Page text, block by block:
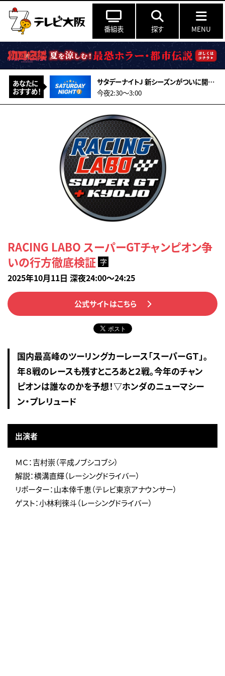
番組表 探す MENU
あなたに
おすすめ！
サタデーナイトJ 新シーズンがついに開幕！FC東京vsFC町田ゼルビアをマッチオブザJ
今夜2:30〜3:00
RACING LABO スーパーGTチャンピオン争
いの行方徹底検証 字
2025年10月11日 深夜24:00～24:25
公式サイトはこちら
国内最高峰のツーリングカーレース「スーパーＧＴ」。
年８戦のレースも残すところあと２戦。今年のチャン
ピオンは誰なのかを予想！▽ホンダのニューマシー
ン・プレリュード
出演者
ＭＣ：吉村崇（平成ノブシコブシ）
解説：横溝直輝（レーシングドライバー）
リポーター：山本倖千恵（テレビ東京アナウンサー）
ゲスト：小林利徠斗（レーシングドライバー）